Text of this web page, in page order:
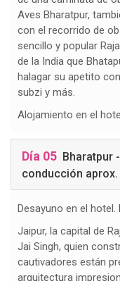
Aves Bharatpur,
con el recorrido de
sencillo y popular
de la India que
halagar su apetito
subzi y más.
Alojamiento en el
Día 05 Bharatpur
conducción
Desayuno en el
Jaipur, la capital de
Jai Singh, quien
cautivadores están
arquitectura